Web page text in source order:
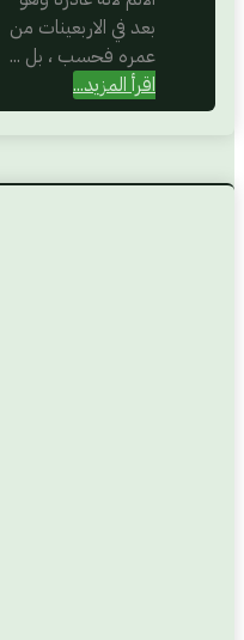
بعد في الاربعينات من
عمره فحسب ، بل ...
اقرأ المزيد...